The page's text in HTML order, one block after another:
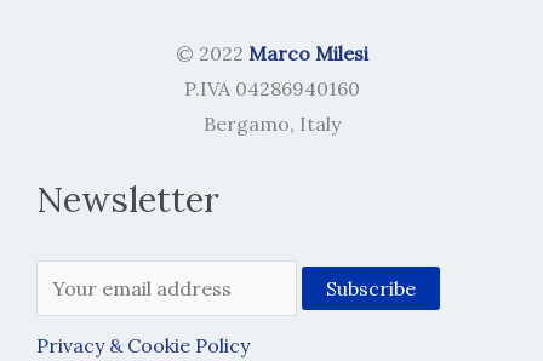
© 2022 Marco Milesi
P.IVA 04286940160
Bergamo, Italy
Newsletter
Privacy & Cookie Policy